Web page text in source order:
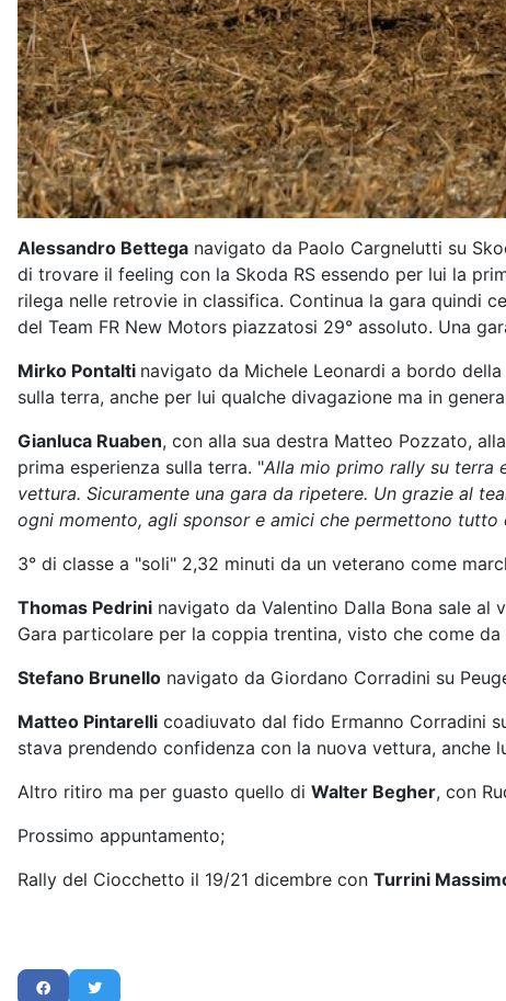
Alessandro Bettega navigato da Paolo Cargnelutti su
di trovare il feeling con la Skoda RS essendo per lui la
rilega nelle retrovie in classifica. Continua la gara quindi
del Team FR New Motors piazzatosi 29° assoluto. Una
Mirko Pontalti navigato da Michele Leonardi a bordo
sulla terra, anche per lui qualche divagazione ma in
Gianluca Ruaben, con alla sua destra Matteo Pozzato,
prima esperienza sulla terra. "Alla mio primo rally su terra
vettura. Sicuramente una gara da ripetere. Un grazie al
ogni momento, agli sponsor e amici che permettono
3° di classe a "soli" 2,32 minuti da un veterano come
Thomas Pedrini navigato da Valentino Dalla Bona sale al
Gara particolare per la coppia trentina, visto che come
Stefano Brunello navigato da Giordano Corradini su
Matteo Pintarelli coadiuvato dal fido Ermanno Corradini
stava prendendo confidenza con la nuova vettura,
Altro ritiro ma per guasto quello di Walter Begher, con
Prossimo appuntamento;
Rally del Ciocchetto il 19/21 dicembre con Turrini